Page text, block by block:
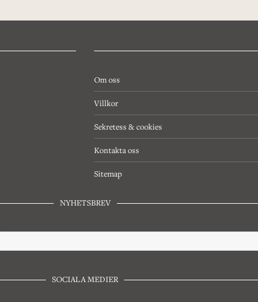
Om oss
Villkor
Sekretess & cookies
Kontakta oss
Sitemap
NYHETSBREV
SOCIALA MEDIER